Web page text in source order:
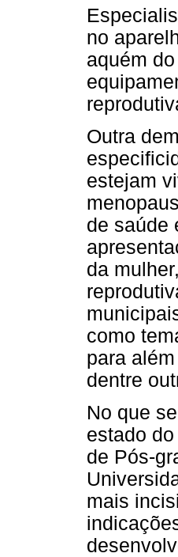
no
aquém
Outra
estejam
de saúde
da
como
para
dentre
No que
estado
de Pós-
mais